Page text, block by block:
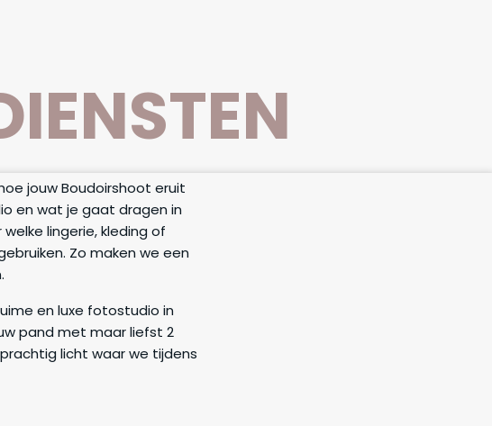
jouw Boudoirshoot eruit
en wat je gaat dragen in
lingerie, kleding of
Zo maken we een
en luxe fotostudio in
pand met maar liefst 2
licht waar we tijdens